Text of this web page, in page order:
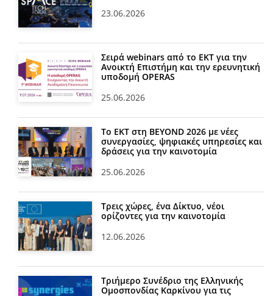
23.06.2026
Σειρά webinars από το ΕΚΤ για την
Ανοικτή Επιστήμη και την ερευνητική
υποδομή OPERAS
25.06.2026
Το ΕΚΤ στη BEYOND 2026 με νέες
συνεργασίες, ψηφιακές υπηρεσίες και
δράσεις για την καινοτομία
25.06.2026
Τρεις χώρες, ένα Δίκτυο, νέοι
ορίζοντες για την καινοτομία
12.06.2026
Τριήμερο Συνέδριο της Ελληνικής
Ομοσπονδίας Καρκίνου για τις